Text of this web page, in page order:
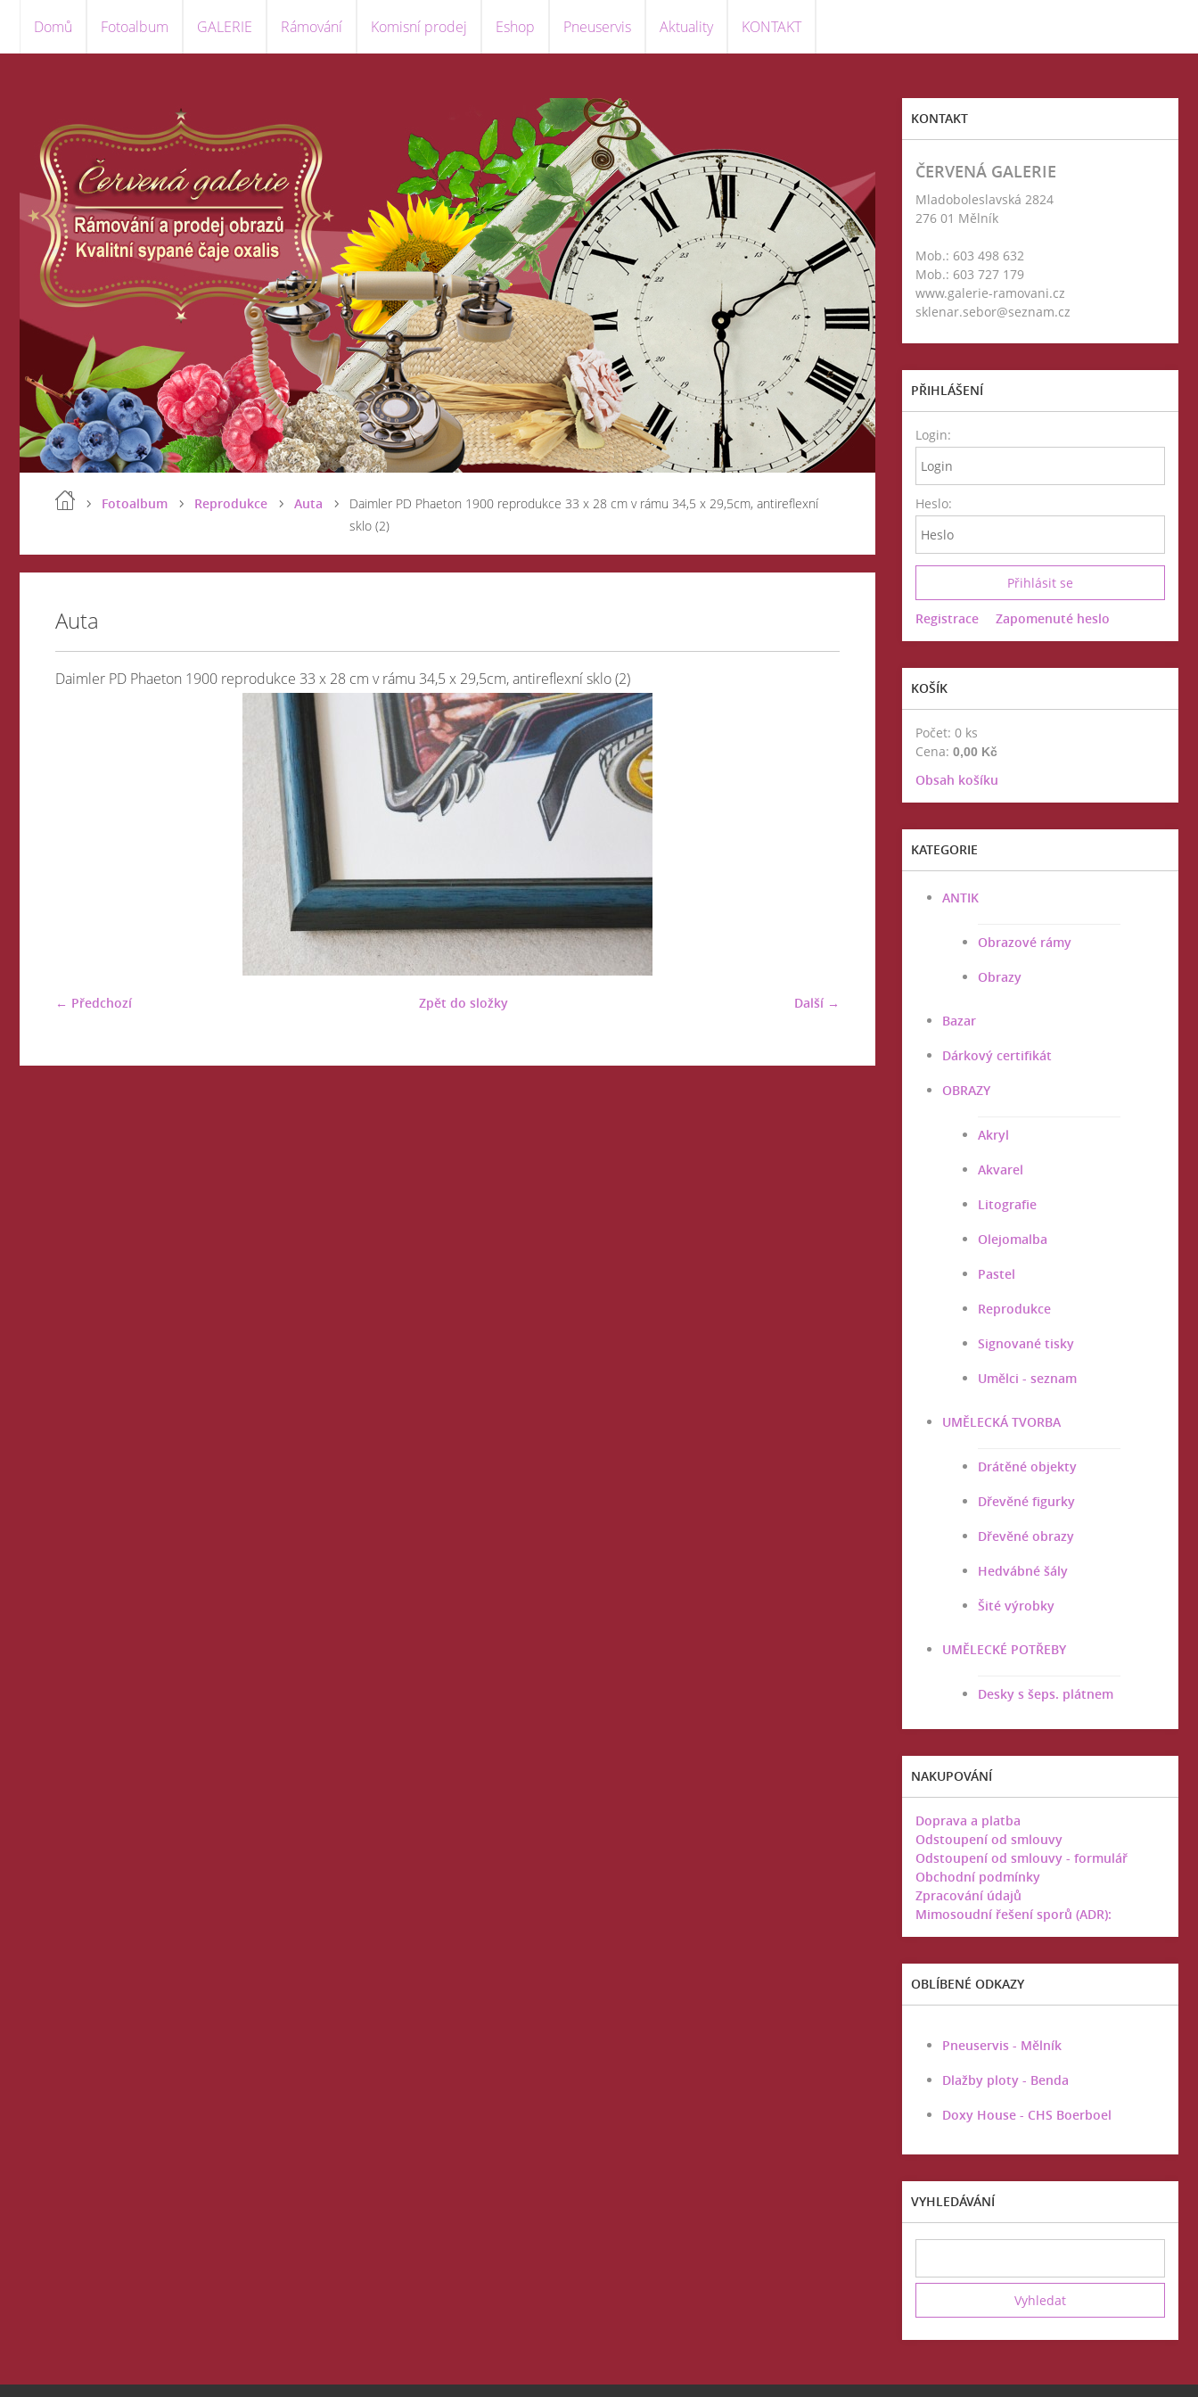
Domů Fotoalbum GALERIE Rámování Komisní prodej Eshop Pneuservis Aktuality KONTAKT
Fotoalbum Reprodukce Auta
Daimler PD Phaeton 1900 reprodukce 33 x 28 cm v rámu 34,5 x 29,5cm, antireflexní
sklo (2)
Auta
Daimler PD Phaeton 1900 reprodukce 33 x 28 cm v rámu 34,5 x 29,5cm, antireflexní sklo (2)
← Předchozí Další →
Zpět do složky
KONTAKT
ČERVENÁ GALERIE
Mladoboleslavská 2824
276 01 Mělník
Mob.: 603 498 632
Mob.: 603 727 179
www.galerie-ramovani.cz
sklenar.sebor@seznam.cz
PŘIHLÁŠENÍ
Login:
Heslo:
Registrace Zapomenuté heslo
KOŠÍK
Počet: 0 ks
Cena: 0,00 Kč
Obsah košíku
KATEGORIE
ANTIK
Obrazové rámy
Obrazy
Bazar
Dárkový certifikát
OBRAZY
Akryl
Akvarel
Litografie
Olejomalba
Pastel
Reprodukce
Signované tisky
Umělci - seznam
UMĚLECKÁ TVORBA
Drátěné objekty
Dřevěné figurky
Dřevěné obrazy
Hedvábné šály
Šité výrobky
UMĚLECKÉ POTŘEBY
Desky s šeps. plátnem
NAKUPOVÁNÍ
Doprava a platba
Odstoupení od smlouvy
Odstoupení od smlouvy - formulář
Obchodní podmínky
Zpracování údajů
Mimosoudní řešení sporů (ADR):
OBLÍBENÉ ODKAZY
Pneuservis - Mělník
Dlažby ploty - Benda
Doxy House - CHS Boerboel
VYHLEDÁVÁNÍ